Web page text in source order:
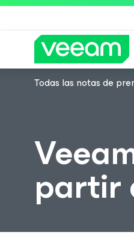
Todas las notas de
partir